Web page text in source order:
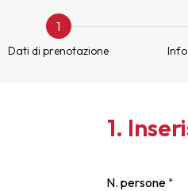
1
Dati di prenotazione
1.
N. persone *